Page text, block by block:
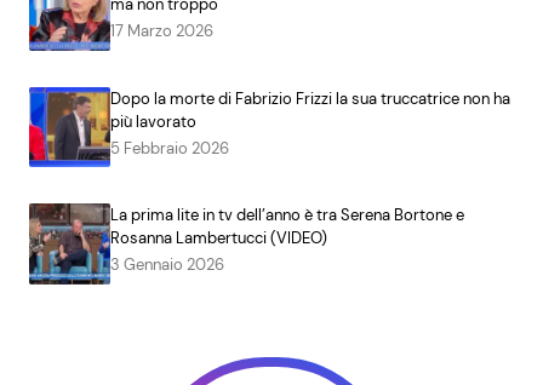
ma non troppo
17 Marzo 2026
Dopo la morte di Fabrizio Frizzi la sua truccatrice non ha
più lavorato
5 Febbraio 2026
La prima lite in tv dell’anno è tra Serena Bortone e
Rosanna Lambertucci (VIDEO)
3 Gennaio 2026